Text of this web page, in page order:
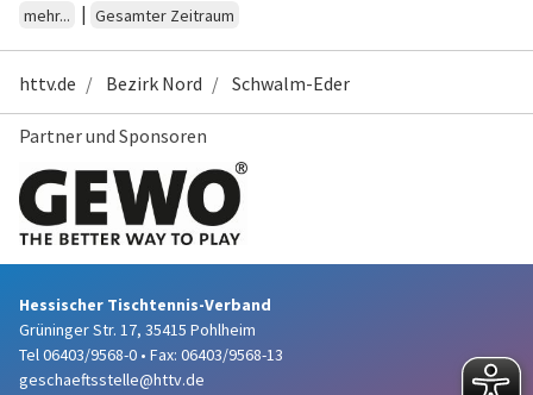
mehr...
| Gesamter Zeitraum
httv.de Bezirk Nord Schwalm-Eder
Partner und Sponsoren
Hessischer Tischtennis-Verband
Grüninger Str. 17, 35415 Pohlheim
Tel 06403/9568-0 • Fax: 06403/9568-13
geschaeftsstelle@httv.de